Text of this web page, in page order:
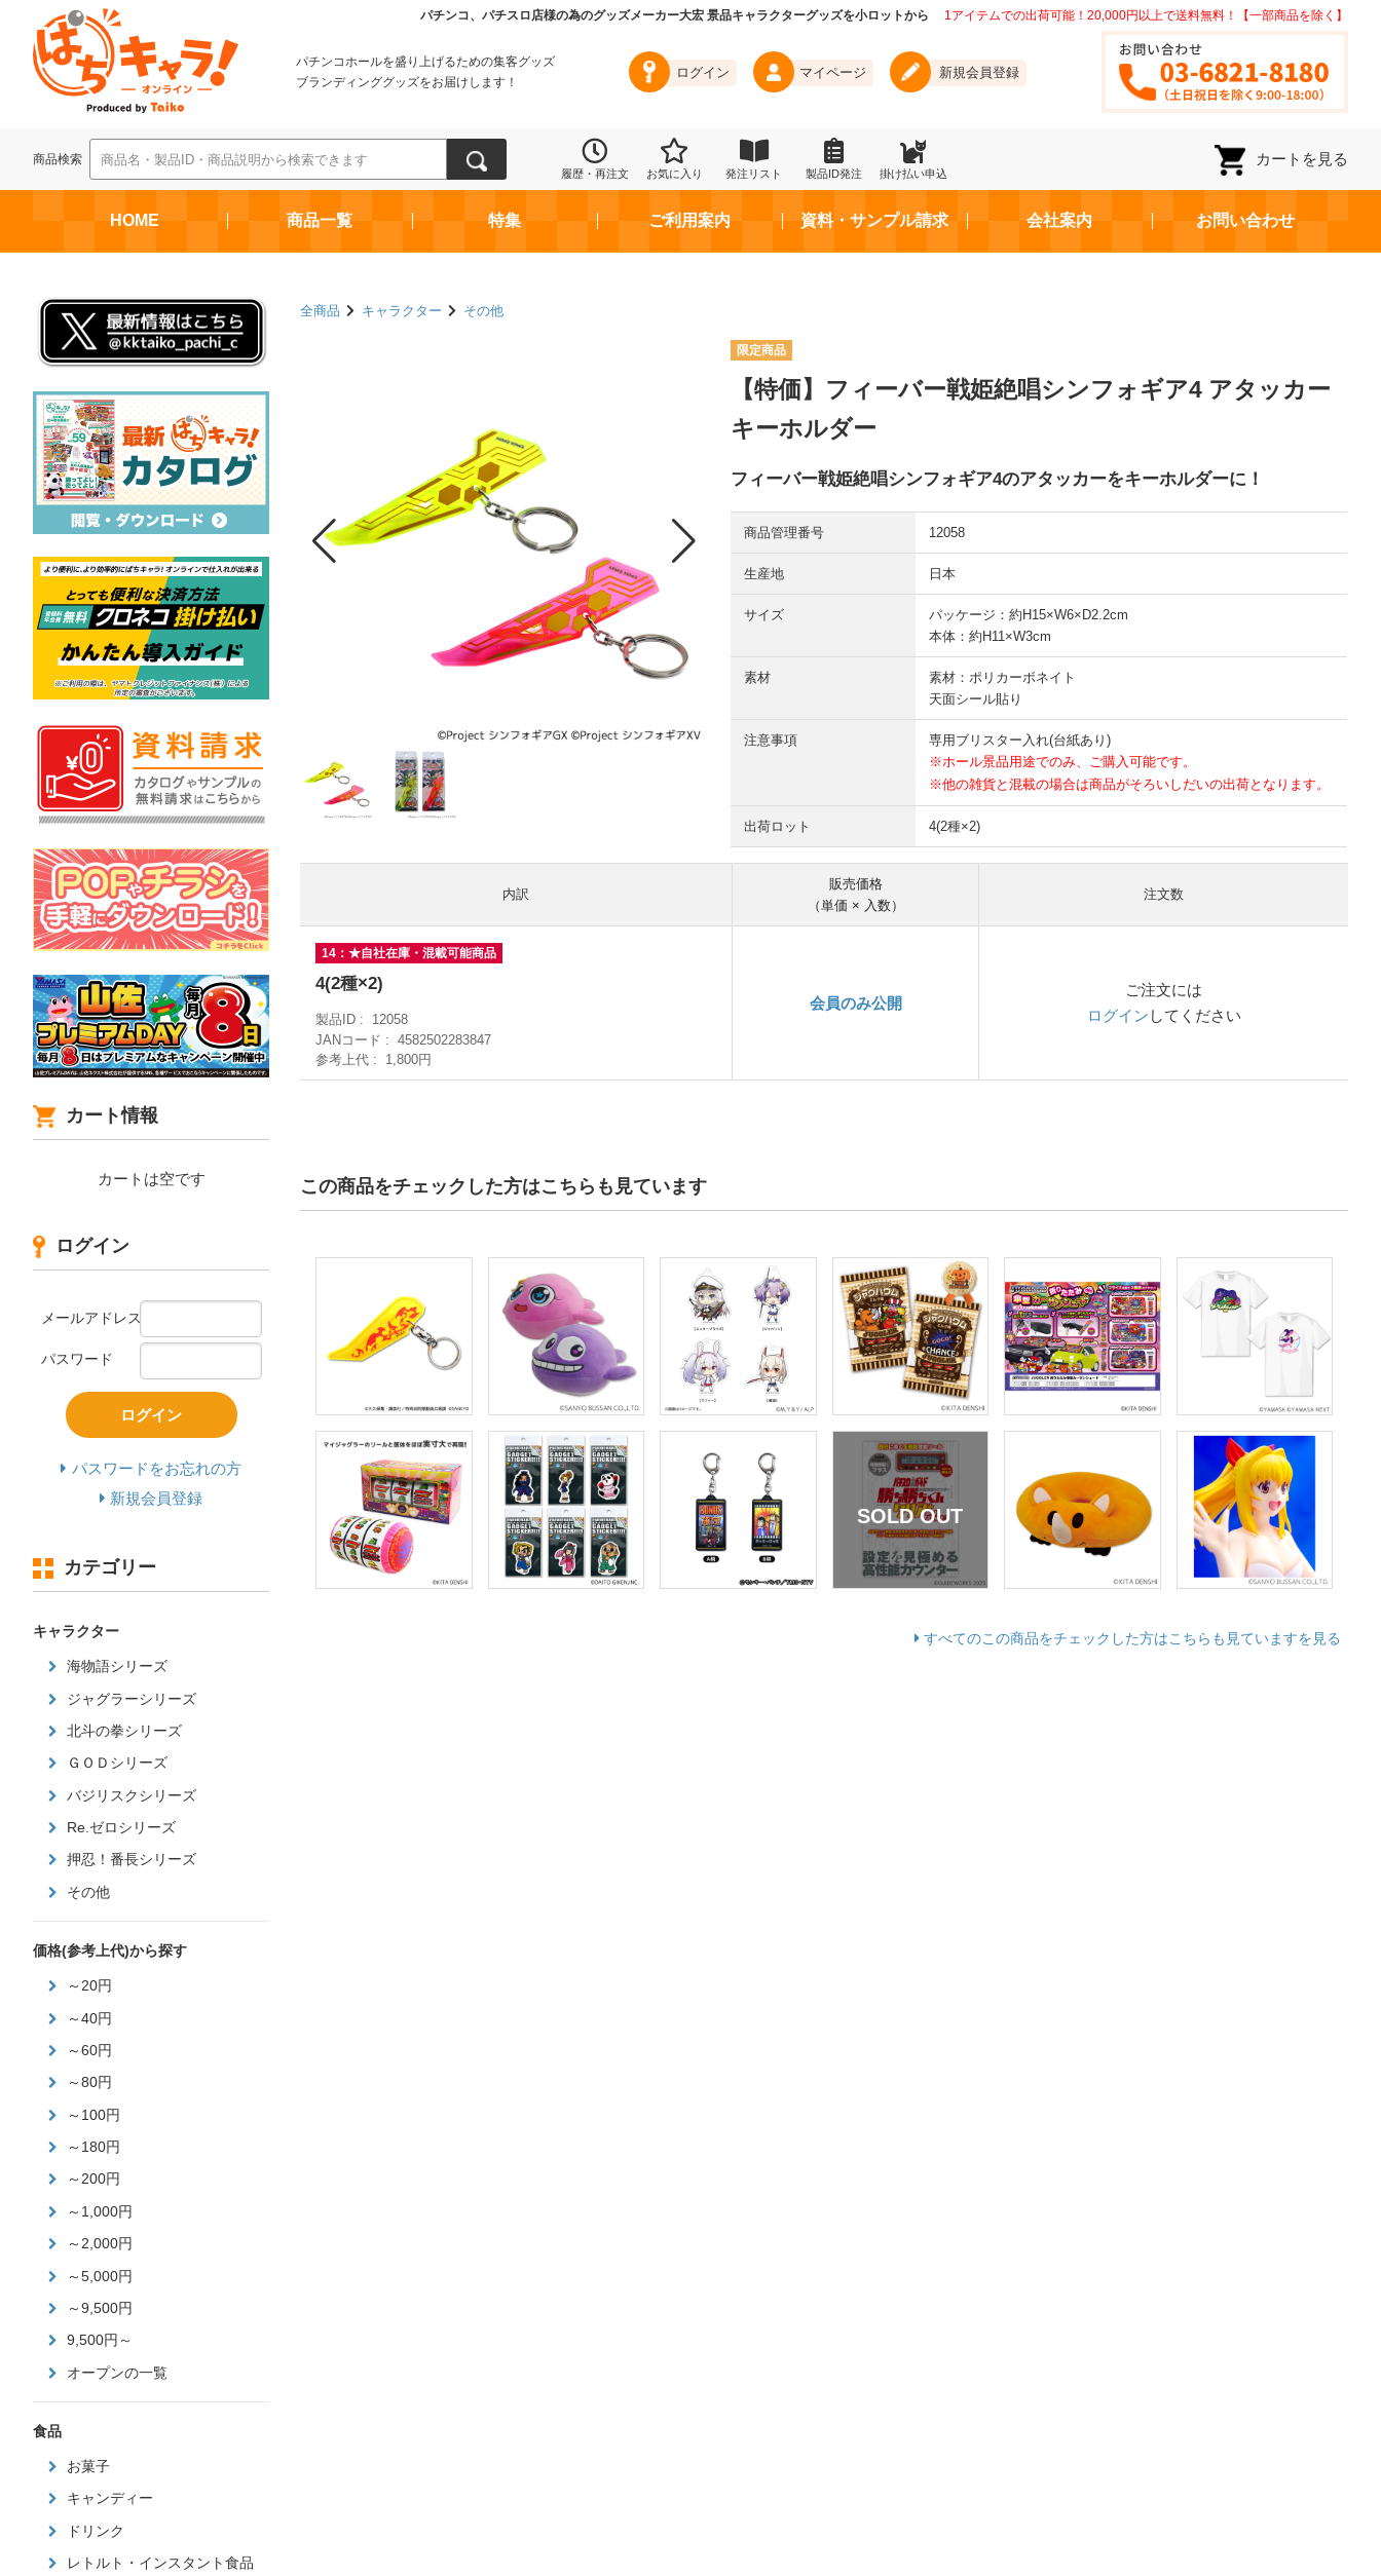
パチンコ、パチスロ店様の為のグッズメーカー大宏 景品キャラクターグッズを小ロットから 1アイテムでの出荷可能！20,000円以上で送料無料！【一部商品を除く】
パチンコホールを盛り上げるための集客グッズ
ブランディンググッズをお届けします！
ログイン マイページ 新規会員登録
商品検索
履歴・再注文 お気に入り 発注リスト 製品ID発注 掛け払い申込
カートを見る
HOME 商品一覧 特集 ご利用案内 資料・サンプル請求 会社案内 お問い合わせ
全商品 キャラクター その他
【特価】フィーバー戦姫絶唱シンフォギア4 アタッカー
キーホルダー
フィーバー戦姫絶唱シンフォギア4のアタッカーをキーホルダーに！
商品管理番号 12058
生産地 日本
サイズ
パッケージ：約H15×W6×D2.2cm
本体：約H11×W3cm
素材
素材：ポリカーボネイト
天面シール貼り
注意事項
専用ブリスター入れ(台紙あり)
※ホール景品用途でのみ、ご購入可能です。
※他の雑貨と混載の場合は商品がそろいしだいの出荷となります。
出荷ロット 4(2種×2)
内訳
販売価格
（単価 × 入数）
注文数
14：★自社在庫・混載可能商品
4(2種×2)
製品ID
12058
JANコード
4582502283847
参考上代
1,800円
会員のみ公開
ご注文には
ログイン してください
この商品をチェックした方はこちらも見ています
すべてのこの商品をチェックした方はこちらも見ていますを見る
カート情報
カートは空です
ログイン
メールアドレス
パスワード
ログイン
パスワードをお忘れの方
新規会員登録
カテゴリー
キャラクター
海物語シリーズ
ジャグラーシリーズ
北斗の拳シリーズ
ＧＯＤシリーズ
バジリスクシリーズ
Re.ゼロシリーズ
押忍！番長シリーズ
その他
価格(参考上代)から探す
～20円
～40円
～60円
～80円
～100円
～180円
～200円
～1,000円
～2,000円
～5,000円
～9,500円
9,500円～
オープンの一覧
食品
お菓子
キャンディー
ドリンク
レトルト・インスタント食品